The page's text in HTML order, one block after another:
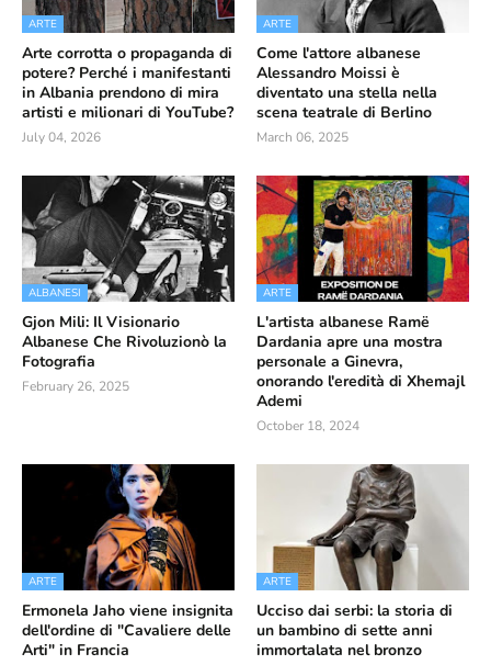
ARTE
Arte corrotta o propaganda di
potere? Perché i manifestanti
in Albania prendono di mira
artisti e milionari di YouTube?
July 04, 2026
ARTE
Come l'attore albanese
Alessandro Moissi è
diventato una stella nella
scena teatrale di Berlino
March 06, 2025
ALBANESI
Gjon Mili: Il Visionario
Albanese Che Rivoluzionò la
Fotografia
February 26, 2025
ARTE
L'artista albanese Ramë
Dardania apre una mostra
personale a Ginevra,
onorando l'eredità di Xhemajl
Ademi
October 18, 2024
ARTE
Ermonela Jaho viene insignita
dell'ordine di "Cavaliere delle
Arti" in Francia
ARTE
Ucciso dai serbi: la storia di
un bambino di sette anni
immortalata nel bronzo